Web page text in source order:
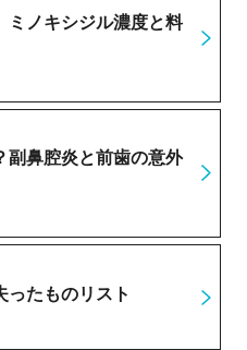
ミノキシジル濃度と料
副鼻腔炎と前歯の意外
ったものリスト